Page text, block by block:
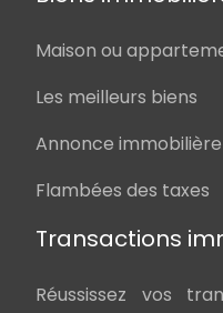
Maison ou
Les meilleurs biens
Annonce immobilière
Flambées des taxes
Transactions
Réussissez vos